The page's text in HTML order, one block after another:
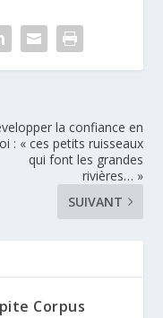
la confiance en
: « ces petits ruisseaux
qui font les grandes
rivières… »
SUIVANT
Corpus